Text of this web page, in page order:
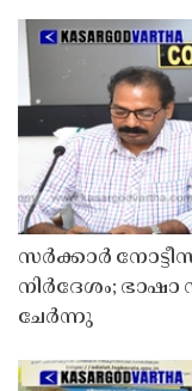
സർക്കാർ
നിർദേശം; ഭാഷാ
ചേർന്നു